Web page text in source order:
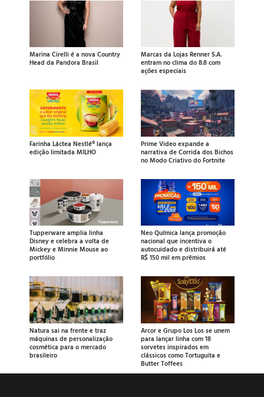
Marina Cirelli é a nova Country
Head da Pandora Brasil
Marcas da Lojas Renner S.A.
entram no clima do 8.8 com
ações especiais
Farinha Láctea Nestlé® lança
edição limitada MILHO
Prime Video expande a
narrativa de Corrida dos Bichos
no Modo Criativo do Fortnite
Tupperware amplia linha
Disney e celebra a volta de
Mickey e Minnie Mouse ao
portfólio
Neo Química lança promoção
nacional que incentiva o
autocuidado e distribuirá até
R$ 150 mil em prêmios
Natura sai na frente e traz
máquinas de personalização
cosmética para o mercado
brasileiro
Arcor e Grupo Los Los se unem
para lançar linha com 18
sorvetes inspirados em
clássicos como Tortuguita e
Butter Toffees